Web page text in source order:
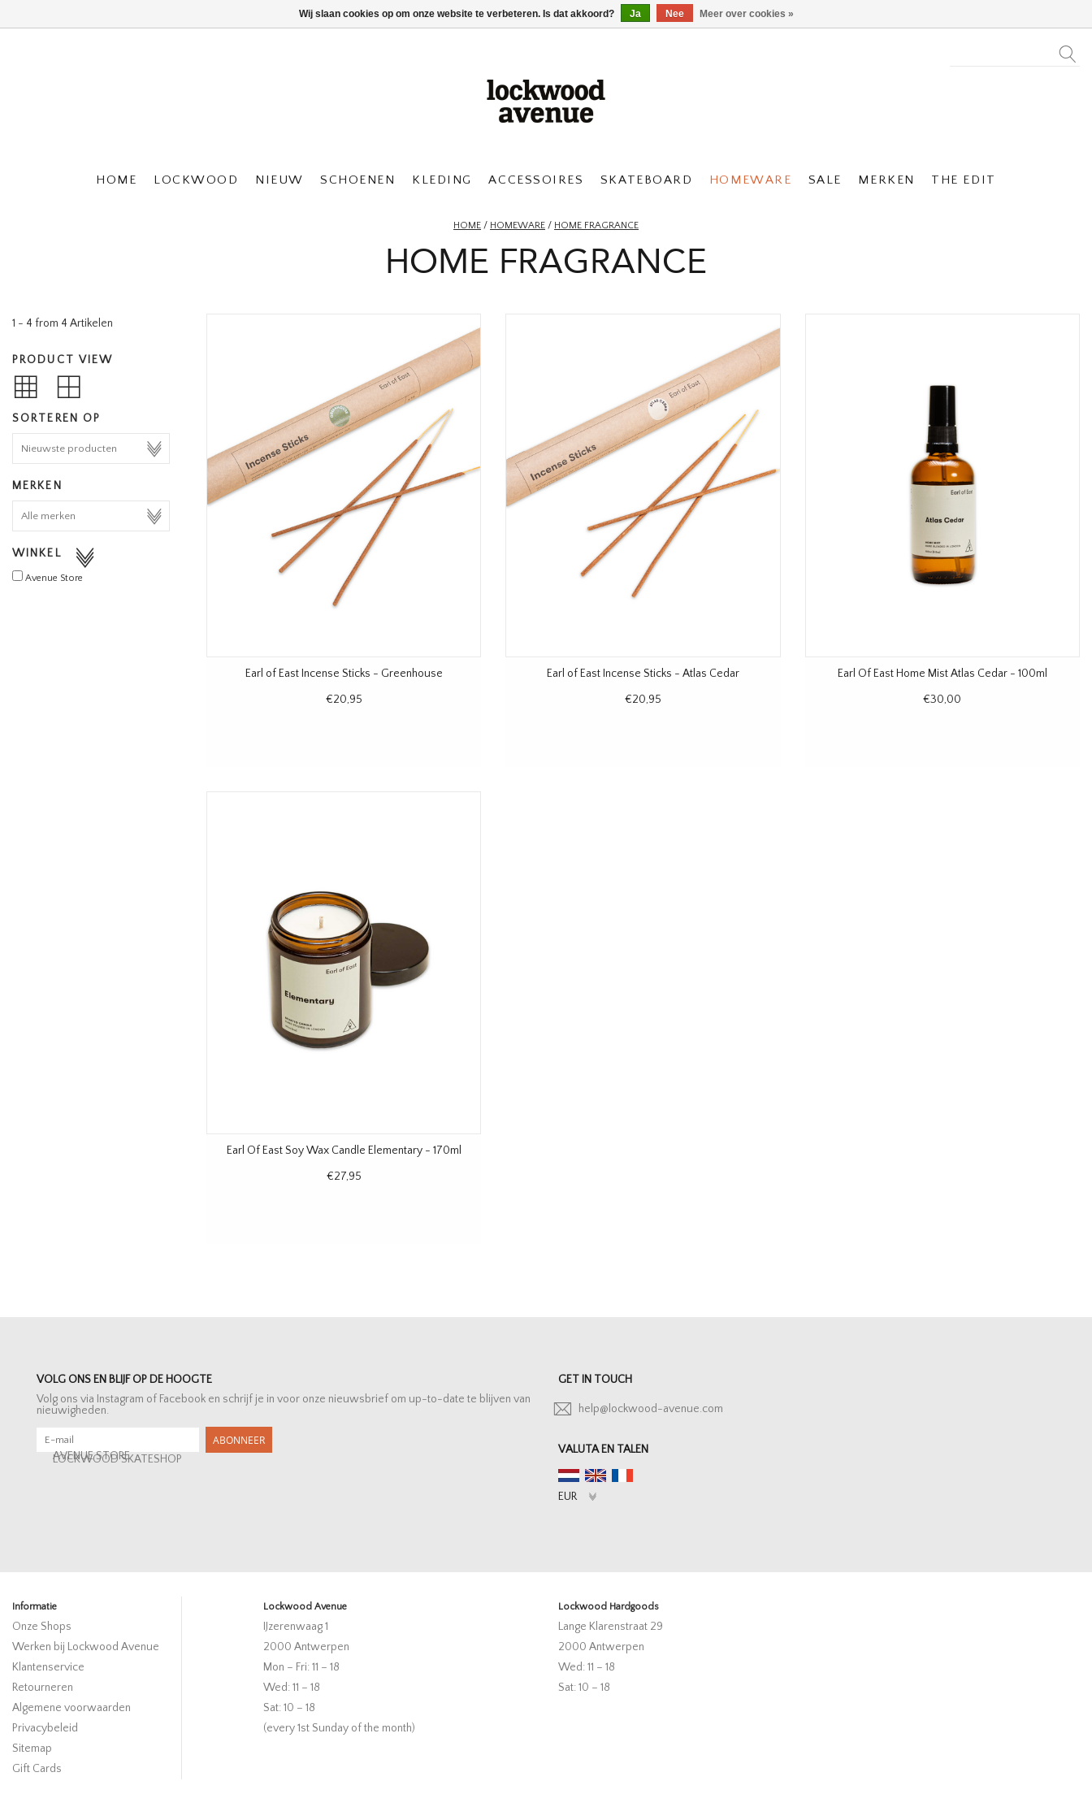
HOME LOCKWOOD NIEUW SCHOENEN KLEDING ACCESSOIRES SKATEBOARD HOMEWARE SALE MERKEN THE EDIT
HOME / HOMEWARE / HOME FRAGRANCE
HOME FRAGRANCE
1 - 4 from 4 Artikelen
PRODUCT VIEW
SORTEREN OP
MERKEN
WINKEL
Avenue Store
Earl of East Incense Sticks - Greenhouse
€20,95
Earl of East Incense Sticks - Atlas Cedar
€20,95
Earl Of East Home Mist Atlas Cedar - 100ml
€30,00
Earl Of East Soy Wax Candle Elementary - 170ml
€27,95
VOLG ONS EN BLIJF OP DE HOOGTE
Volg ons via Instagram of Facebook en schrijf je in voor onze nieuwsbrief om up-to-date te blijven van
nieuwigheden.
ABONNEER
AVENUE STORE
LOCKWOOD SKATESHOP
GET IN TOUCH
help@lockwood-avenue.com
VALUTA EN TALEN
Informatie
Onze Shops
Werken bij Lockwood Avenue
Klantenservice
Retourneren
Algemene voorwaarden
Privacybeleid
Sitemap
Gift Cards
Lockwood Avenue
IJzerenwaag 1
2000 Antwerpen
Mon – Fri: 11 – 18
Wed: 11 – 18
Sat: 10 – 18
(every 1st Sunday of the month)
Lockwood Hardgoods
Lange Klarenstraat 29
2000 Antwerpen
Wed: 11 – 18
Sat: 10 – 18
Wij slaan cookies op om onze website te verbeteren. Is dat akkoord? Ja Nee Meer over cookies »